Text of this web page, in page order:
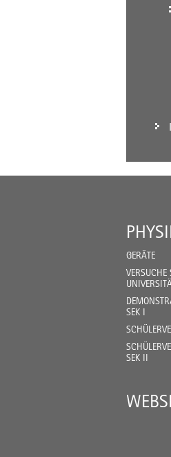
GERÄTE
SEK I
SEK II